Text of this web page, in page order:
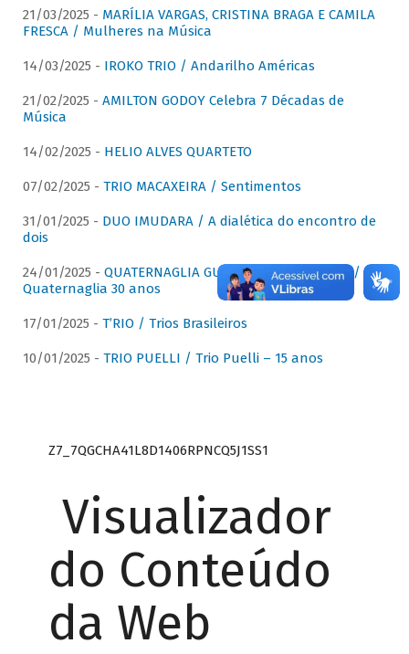
21/03/2025 - MARÍLIA VARGAS, CRISTINA BRAGA E CAMILA
FRESCA / Mulheres na Música
14/03/2025 - IROKO TRIO / Andarilho Américas
21/02/2025 - AMILTON GODOY Celebra 7 Décadas de
Música
14/02/2025 - HELIO ALVES QUARTETO
07/02/2025 - TRIO MACAXEIRA / Sentimentos
31/01/2025 - DUO IMUDARA / A dialética do encontro de
dois
24/01/2025 - QUATERNAGLIA GUITAR QUARTET (QGQ) /
Quaternaglia 30 anos
17/01/2025 - T’RIO / Trios Brasileiros
10/01/2025 - TRIO PUELLI / Trio Puelli – 15 anos
Z7_7QGCHA41L8D1406RPNCQ5J1SS1
Visualizador
do Conteúdo
da Web